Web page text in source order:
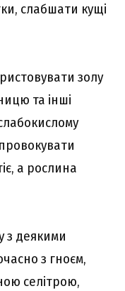
слабшати кущі
золу
та інші
а рослина
з деякими
з гноєм,
селітрою,